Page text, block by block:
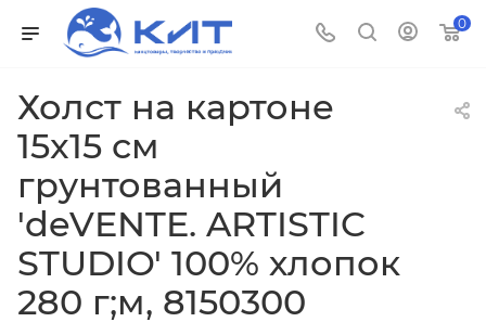
0
Холст на картоне
15x15 см
грунтованный
'deVENTE. ARTISTIC
STUDIO' 100% хлопок
280 г;м, 8150300